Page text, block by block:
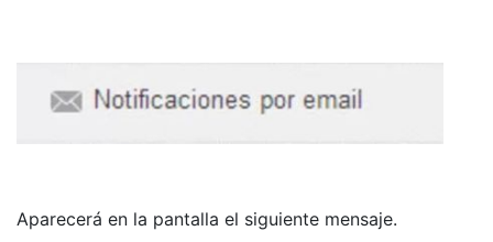
Aparecerá en la pantalla el siguiente mensaje.